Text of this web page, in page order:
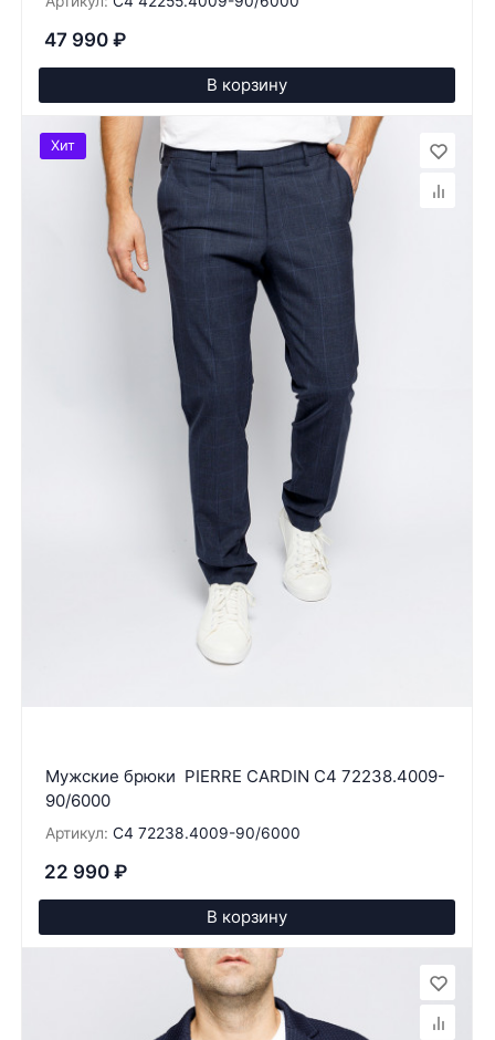
47 990 ₽
В корзину
Мужские брюки PIERRE CARDIN C4 72238.4009-
90/6000
Артикул: C4 72238.4009-90/6000
22 990 ₽
В корзину
Хит